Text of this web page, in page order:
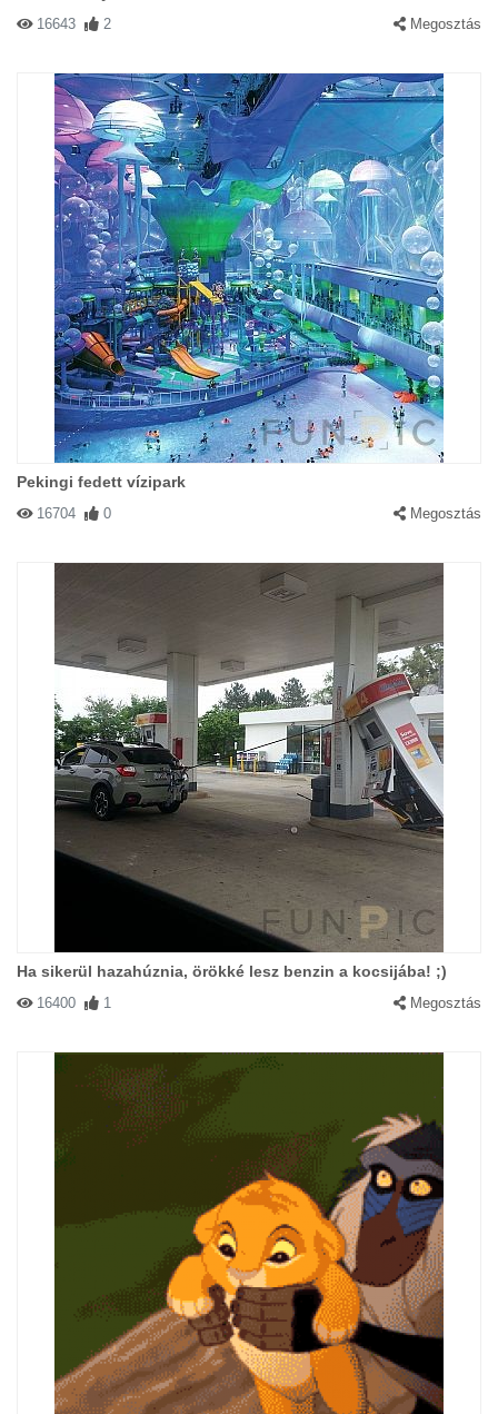
16643 2 Megosztás
Pekingi fedett vízipark
16704 0 Megosztás
Ha sikerül hazahúznia, örökké lesz benzin a kocsijába! ;)
16400 1 Megosztás